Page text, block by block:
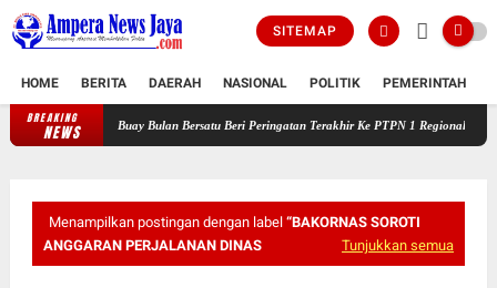
SITEMAP
HOME BERITA DAERAH NASIONAL POLITIK PEMERINTAH
BREAKING
NEWS
Warga Buay Bulan Bersatu Beri Peringatan Terakhir Ke PTPN 1 Regional 7 Bikin
Menampilkan postingan dengan label “BAKORNAS SOROTI
ANGGARAN PERJALANAN DINAS
Tunjukkan semua